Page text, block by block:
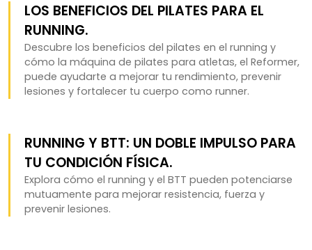
LOS BENEFICIOS DEL PILATES PARA EL
RUNNING.
Descubre los beneficios del pilates en el running y
cómo la máquina de pilates para atletas, el Reformer,
puede ayudarte a mejorar tu rendimiento, prevenir
lesiones y fortalecer tu cuerpo como runner.
RUNNING Y BTT: UN DOBLE IMPULSO PARA
TU CONDICIÓN FÍSICA.
Explora cómo el running y el BTT pueden potenciarse
mutuamente para mejorar resistencia, fuerza y
prevenir lesiones.